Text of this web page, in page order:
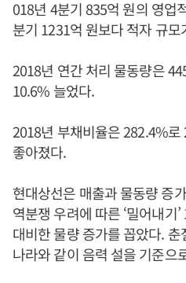
018년 4분기 835억 원의 영업
분기 1231억 원보다 적자 규
2018년 연간 처리 물동량은
10.6% 늘었다.
2018년 부채비율은 282.4%
좋아졌다.
현대상선은 매출과 물동량 증
역분쟁 우려에 따른 ‘밀어내기
대비한 물량 증가를 꼽았다.
나라와 같이 음력 설을 기준으